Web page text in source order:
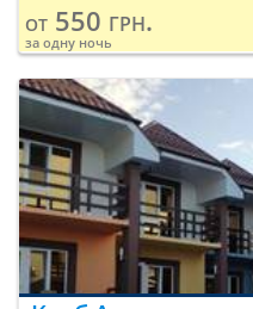
от 550 грн.
за одну ночь